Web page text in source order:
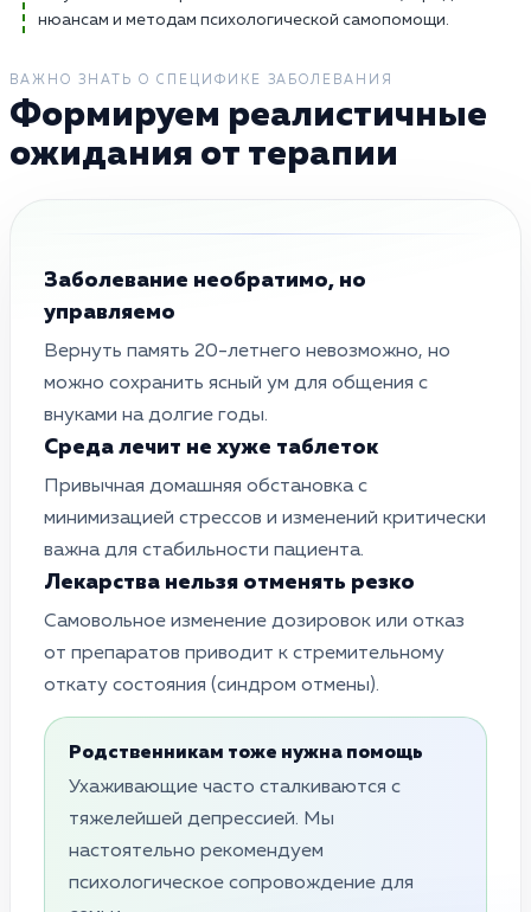
нюансам и методам психологической самопомощи.
ВАЖНО ЗНАТЬ О СПЕЦИФИКЕ ЗАБОЛЕВАНИЯ
Формируем реалистичные
ожидания от терапии
Заболевание необратимо, но
управляемо
Вернуть память 20-летнего невозможно, но
можно сохранить ясный ум для общения с
внуками на долгие годы.
Среда лечит не хуже таблеток
Привычная домашняя обстановка с
минимизацией стрессов и изменений критически
важна для стабильности пациента.
Лекарства нельзя отменять резко
Самовольное изменение дозировок или отказ
от препаратов приводит к стремительному
откату состояния (синдром отмены).
Родственникам тоже нужна помощь
Ухаживающие часто сталкиваются с
тяжелейшей депрессией. Мы
настоятельно рекомендуем
психологическое сопровождение для